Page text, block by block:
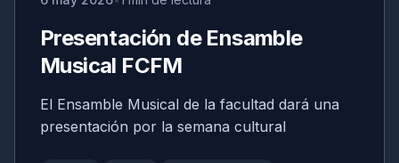
Presentación de Ensamble
Musical FCFM
El Ensamble Musical de la facultad dará una
presentación por la semana cultural